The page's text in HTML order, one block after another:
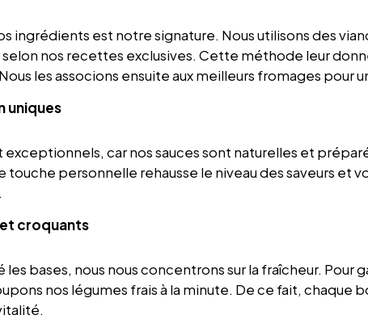
ingrédients est notre signature. Nous utilisons des
selon nos recettes exclusives. Cette méthode leur
les associons ensuite aux meilleurs fromages pour
uniques
exceptionnels, carnos sauces sont naturelles et
personnelle rehausse le niveau des saveurs et
croquants
les bases, nous nous concentrons sur la fraîcheur. Pour
nos légumes frais à la minute. De ce fait, chaque